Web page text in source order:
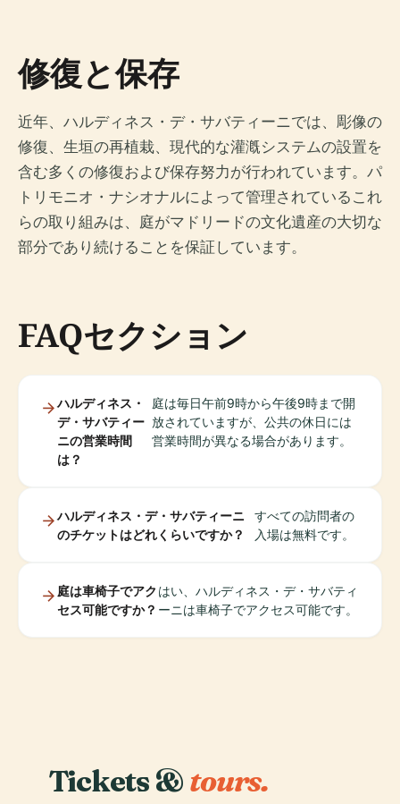
修復と保存
近年、ハルディネス・デ・サバティーニでは、彫像の
修復、生垣の再植栽、現代的な灌漑システムの設置を
含む多くの修復および保存努力が行われています。パ
トリモニオ・ナシオナルによって管理されているこれ
らの取り組みは、庭がマドリードの文化遺産の大切な
部分であり続けることを保証しています。
FAQセクション
ハルディネス・
デ・サバティー
ニの営業時間
は？
庭は毎日午前9時から午後9時まで開
放されていますが、公共の休日には
営業時間が異なる場合があります。
ハルディネス・デ・サバティーニ
のチケットはどれくらいですか？
すべての訪問者の
入場は無料です。
庭は車椅子でアク
セス可能ですか？
はい、ハルディネス・デ・サバティ
ーニは車椅子でアクセス可能です。
Tickets &tours.